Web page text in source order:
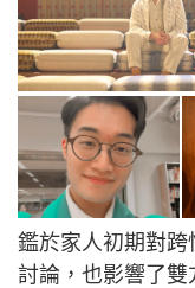
鑑於家人初期對
討論，也影響了